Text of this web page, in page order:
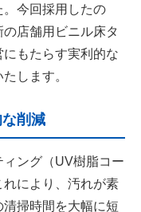
今回採用したの
店舗用ビニル床タ
もたらす実利的な
します。
削減
ング（UV樹脂コー
により、汚れが素
掃時間を大幅に短